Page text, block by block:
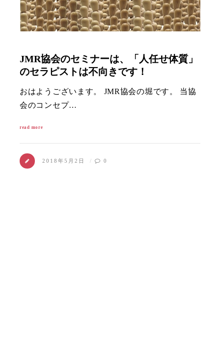
JMR協会のセミナーは、「人任せ体質」
のセラピストは不向きです！
おはようございます。 JMR協会の堀です。 当協
会のコンセプ…
read more
2018年5月2日 0